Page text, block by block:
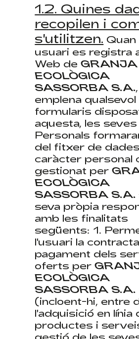
1.2. Quines
recopilen i
s'utilitzen. Quan
usuari es registra
Web deGRANJA
ECOLÒGICA
SASSORBA S.A.
emplena qualsevol
formularis
aquesta, les
Personals
del fitxer de
caràcter personal
gestionat per
ECOLÒGICA
SASSORBA S.A.
seva pròpia
amb les finalitats
següents: 1.
l'usuari la
pagament dels
oferts per
ECOLÒGICA
SASSORBA S.A.
(incloent-hi, entre
l'adquisició en línia
productes i
gestió de les